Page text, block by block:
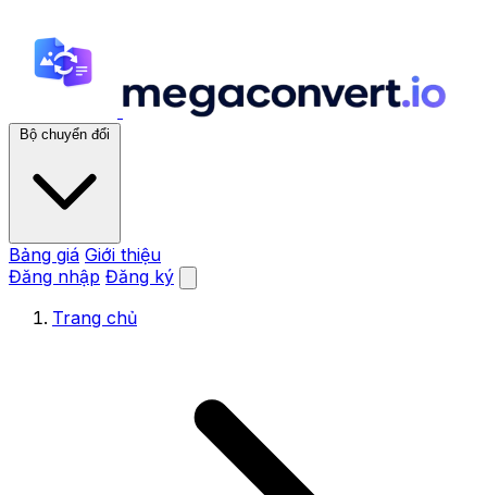
Bộ chuyển đổi
Bảng giá Giới thiệu
Đăng nhập Đăng ký
Trang chủ